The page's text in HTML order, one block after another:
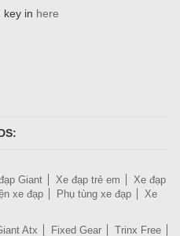
key in here
Giant Xe đạp trẻ em
Xe đạp
xe đạp Phụ tùng xe đạp
Xe
Atx Fixed Gear
Trinx Free